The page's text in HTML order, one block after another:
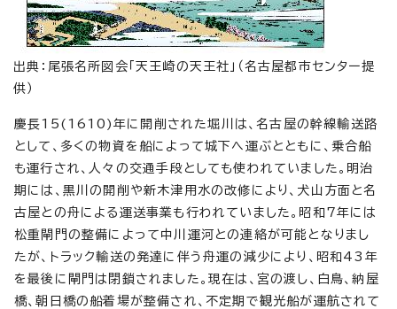
出典：尾張名所図会「天王崎の天王社」（名古屋都市センター提
供）
慶長15(1610)年に開削された堀川は、名古屋の幹線輸送路
として、多くの物資を船によって城下へ運ぶとともに、乗合船
も運行され、人々の交通手段としても使われていました。明治
期には、黒川の開削や新木津用水の改修により、犬山方面と名
古屋との舟による運送事業も行われていました。昭和7年には
松重閘門の整備によって中川運河との連絡が可能となりまし
たが、トラック輸送の発達に伴う舟運の減少により、昭和43年
を最後に閘門は閉鎖されました。現在は、宮の渡し、白鳥、納屋
橋、朝日橋の船着場が整備され、不定期で観光船が運航されて